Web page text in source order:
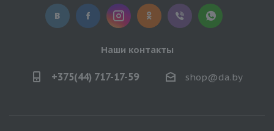
Наши контакты
+375(44) 717-17-59 shop@da.by